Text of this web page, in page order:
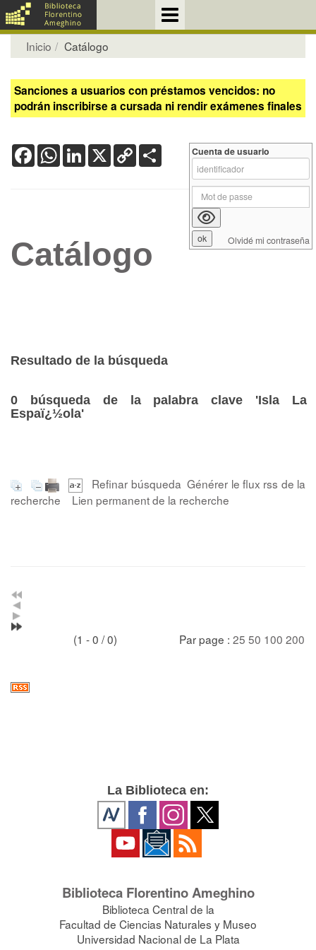
Inicio Catálogo
Sanciones a usuarios con préstamos vencidos: no
podrán inscribirse a cursada ni rendir exámenes finales
FacebookWhatsApp
LinkedIn
X Copy
Link
Catálogo
Resultado de la búsqueda
0 búsqueda de la palabra clave 'Isla La
Espaï¿½ola'
Refinar búsqueda Générer le flux rss de la
recherche
Lien permanent de la recherche
(1 - 0 / 0) Par page : 25 50 100 200
Cuenta de usuario
Olvidé mi contraseña
La Biblioteca en:
Biblioteca Florentino Ameghino
Biblioteca Central de la
Facultad de Ciencias Naturales y Museo
Universidad Nacional de La Plata